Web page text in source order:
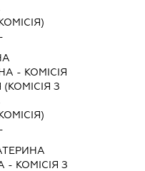
- КОМІСІЯ
З
- КОМІСІЯ З